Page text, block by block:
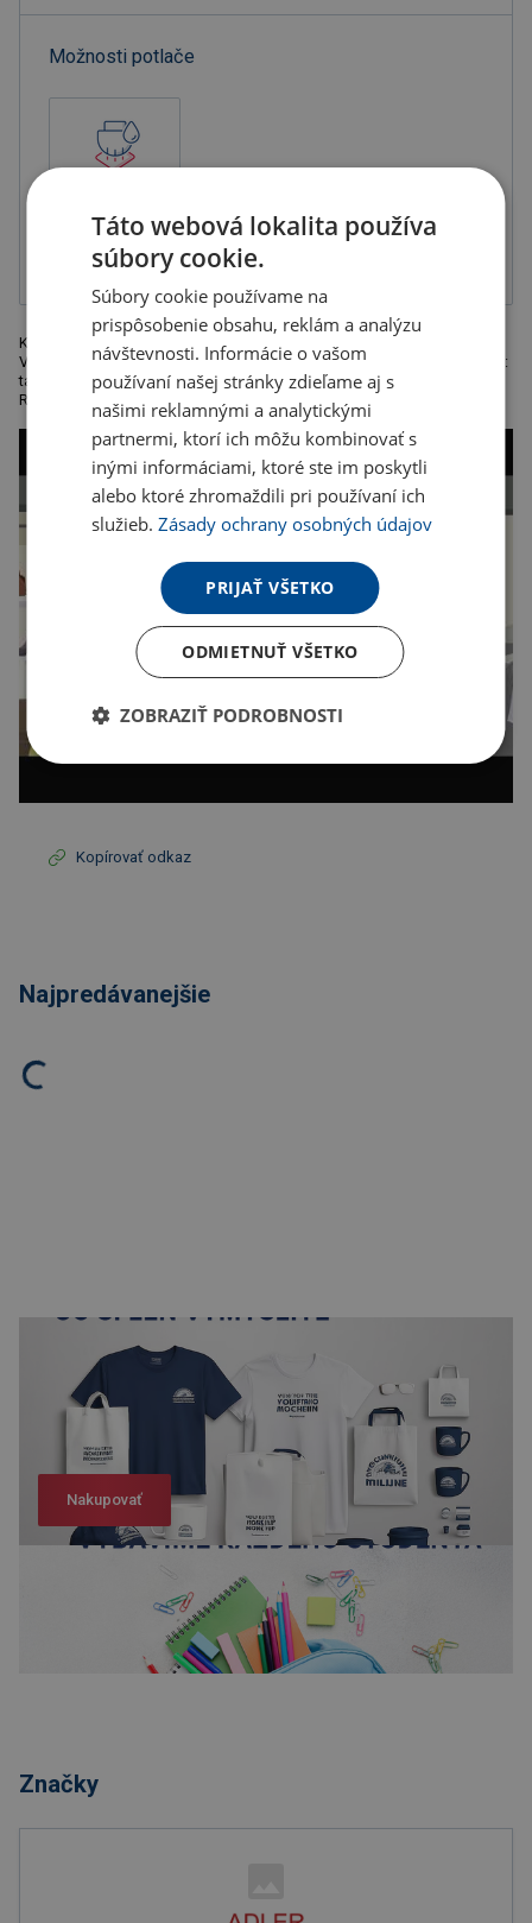
Možnosti potlače
2-zložková
farba, balené v
krabičke
Kovová powerbanka s kapacitou 4000 mAh a prísavkami na telefón.
Vstup: DC 5V/1A, výstup: DC 5V/1,5A. Odporúčaná technológia potlače:
tampónová tlač F, UV tlač. Maximálna veľkosť potlače: 50 × 40 mm.
Rozmery: 12,3 × 5,6 × 1,3 cm. Kartónové množstvo v ks: 6
Kopírovať odkaz
Najpredávanejšie
Nakupovať
Značky
Táto webová lokalita používa
súbory cookie.
Súbory cookie používame na
prispôsobenie obsahu, reklám a analýzu
návštevnosti. Informácie o vašom
používaní našej stránky zdieľame aj s
našimi reklamnými a analytickými
partnermi, ktorí ich môžu kombinovať s
inými informáciami, ktoré ste im poskytli
alebo ktoré zhromaždili pri používaní ich
služieb.Zásady ochrany osobných údajov
PRIJAŤ VŠETKO
ODMIETNUŤ VŠETKO
ZOBRAZIŤ PODROBNOSTI